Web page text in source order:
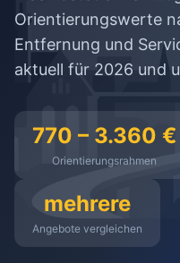
Ratgeber
Kostenlose Beratung
Orientierungswerte
Entfernung und
aktuell für 2026 und
770 – 3.360 €
Orientierungsrahmen
mehrere
Angebote vergleichen